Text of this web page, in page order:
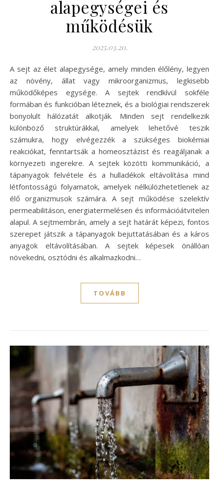
alapegységei és
működésük
2025.03.20.
A sejt az élet alapegysége, amely minden élőlény, legyen
az növény, állat vagy mikroorganizmus, legkisebb
működőképes egysége. A sejtek rendkívül sokféle
formában és funkcióban léteznek, és a biológiai rendszerek
bonyolult hálózatát alkotják. Minden sejt rendelkezik
különböző struktúrákkal, amelyek lehetővé teszik
számukra, hogy elvégezzék a szükséges biokémiai
reakciókat, fenntartsák a homeosztázist és reagáljanak a
környezeti ingerekre. A sejtek közötti kommunikáció, a
tápanyagok felvétele és a hulladékok eltávolítása mind
létfontosságú folyamatok, amelyek nélkülözhetetlenek az
élő organizmusok számára. A sejt működése szelektív
permeabilitáson, energiatermelésen és információátvitelen
alapul. A sejtmembrán, amely a sejt határát képezi, fontos
szerepet játszik a tápanyagok bejuttatásában és a káros
anyagok eltávolításában. A sejtek képesek önállóan
növekedni, osztódni és alkalmazkodni…
TOVÁBB